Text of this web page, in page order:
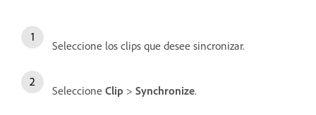
Seleccione los clips que desee sincronizar.
Seleccione Clip > Synchronize.